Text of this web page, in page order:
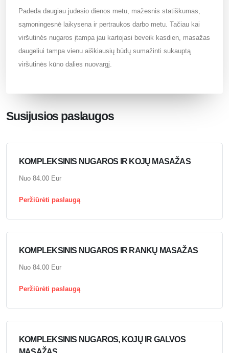
Padeda daugiau judesio dienos metu, mažesnis statiškumas,
sąmoningesnė laikysena ir pertraukos darbo metu. Tačiau kai
viršutinės nugaros įtampa jau kartojasi beveik kasdien, masažas
daugeliui tampa vienu aiškiausių būdų sumažinti sukauptą
viršutinės kūno dalies nuovargį.
Susijusios paslaugos
KOMPLEKSINIS NUGAROS IR KOJŲ MASAŽAS
Nuo 84.00 Eur
Peržiūrėti paslaugą
KOMPLEKSINIS NUGAROS IR RANKŲ MASAŽAS
Nuo 84.00 Eur
Peržiūrėti paslaugą
KOMPLEKSINIS NUGAROS, KOJŲ IR GALVOS